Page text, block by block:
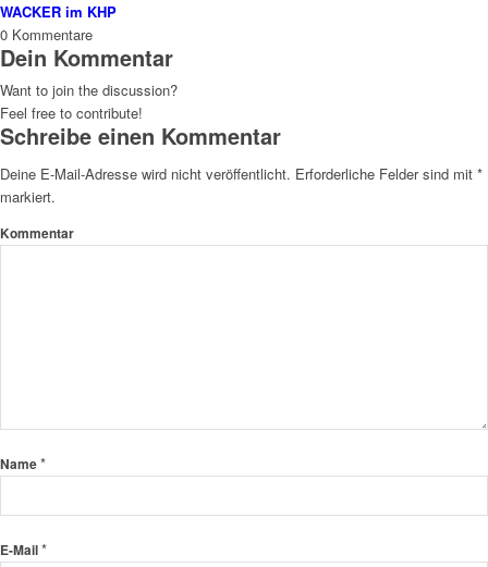
WACKER im KHP
0 Kommentare
Dein Kommentar
Want to join the discussion?
Feel free to contribute!
Schreibe einen Kommentar
Deine E-Mail-Adresse wird nicht veröffentlicht. Erforderliche Felder sind mit *
markiert.
Kommentar
Name*
E-Mail*